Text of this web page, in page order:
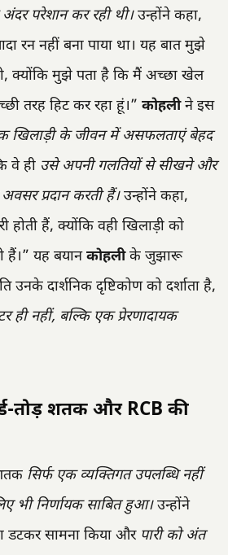
परेशान कर रही थी।उन्होंने कहा,
रन नहीं बना पाया था। यह बात मुझे
क्योंकि मुझे पता है कि मैं अच्छा खेल
तरह हिट कर रहा हूं।” कोहलीने इस
खिलाड़ी के जीवन में असफलताएं बेहद
वे ही उसे अपनी गलतियों से सीखने और
प्रदान करती हैं।उन्होंने कहा,
हैं, क्योंकि वही खिलाड़ी को
हैं।” यह बयानकोहलीके जुझारू
उनके दार्शनिक दृष्टिकोण को दर्शाता है,
ही नहीं, बल्कि एक प्रेरणादायक
तोड़ शतक और RCB की
सिर्फ एक व्यक्तिगत उपलब्धि नहीं
भी निर्णायक साबित हुआ।उन्होंने
डटकर सामना किया और पारी को अंत